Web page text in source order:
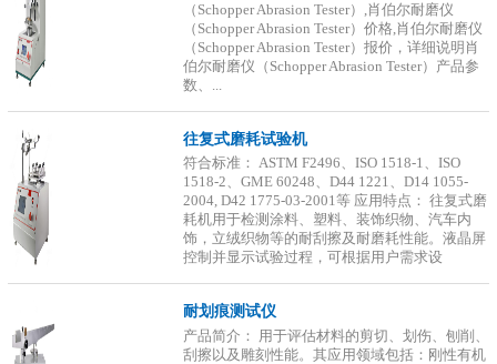
（Schopper Abrasion Tester）,肖伯尔耐磨仪
（Schopper Abrasion Tester）价格,肖伯尔耐磨仪
（Schopper Abrasion Tester）报价，详细说明肖
伯尔耐磨仪（Schopper Abrasion Tester）产品参
数、...
往复式磨耗试验机
符合标准： ASTM F2496、ISO 1518-1、ISO
1518-2、GME 60248、D44 1221、D14 1055-
2004, D42 1775-03-2001等 应用特点： 往复式磨
耗机用于检测涂料、塑料、装饰织物、汽车内
饰，立绒织物等的耐刮擦及耐磨耗性能。液晶屏
控制并显示试验过程，可根据用户需求设
耐划痕测试仪
产品简介： 用于评估材料的剪切、划伤、刨削、
刮擦以及雕刻性能。其应用领域包括：刚性有机